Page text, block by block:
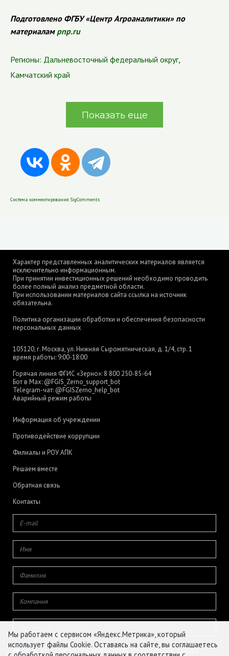
Подготовлено ФГБУ «Центр Агроаналитики» по
материалам pnp.ru
Регионы: Дальневосточный федеральный округ,
Камчатский край
Показать еще
Система комментирования SigComments
Характер представленных аналитических материалов является
исключительно информационным.
При принятии инвестиционных решений необходимо проводить
более полный анализ предметной области.
При использовании материалов сайта ссылка на источник
обязательна.
Политика организации обработки и обеспечения безопасности
персональных данных
105120, г. Москва, ул. Нижняя Сыромятническая, д. 1/4, стр. 1
время работы: 9:00-18:00
Горячая линия ФГИС «Зерно»: 8 800 250-85-64
Бот в Max: @FGIS_Zerno_support_bot
Telegram-чат: @FGISZerno_help_bot
Аварийный режим работы
Информация об учреждении
Противодействие коррупции
Филиалы и РОУ АПК
Решаем вместе
Обратная связь
Контакты
Даю согласие на обработку своих персональных данных
Мы работаем с сервисом «Яндекс.Метрика», который
использует файлы Cookie. Оставаясь на сайте, вы соглашаетесь